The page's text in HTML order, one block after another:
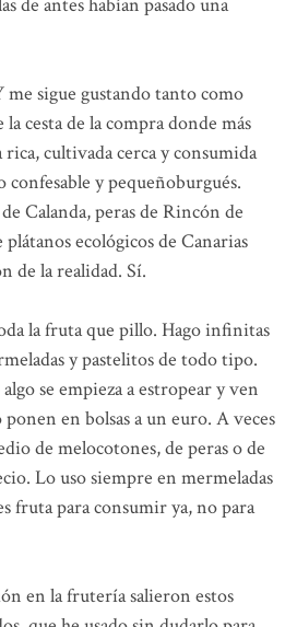
sigue gustando tanto como
cesta de la compra donde más
cultivada cerca y consumida
confesable y pequeñoburgués.
Calanda, peras de Rincón de
ecológicos de Canarias
de la realidad. Sí.
la fruta que pillo. Hago infinitas
y pastelitos de todo tipo.
se empieza a estropear y ven
en bolsas a un euro. A veces
de melocotones, de peras o de
Lo uso siempre en mermeladas
fruta para consumir ya, no para
en la frutería salieron estos